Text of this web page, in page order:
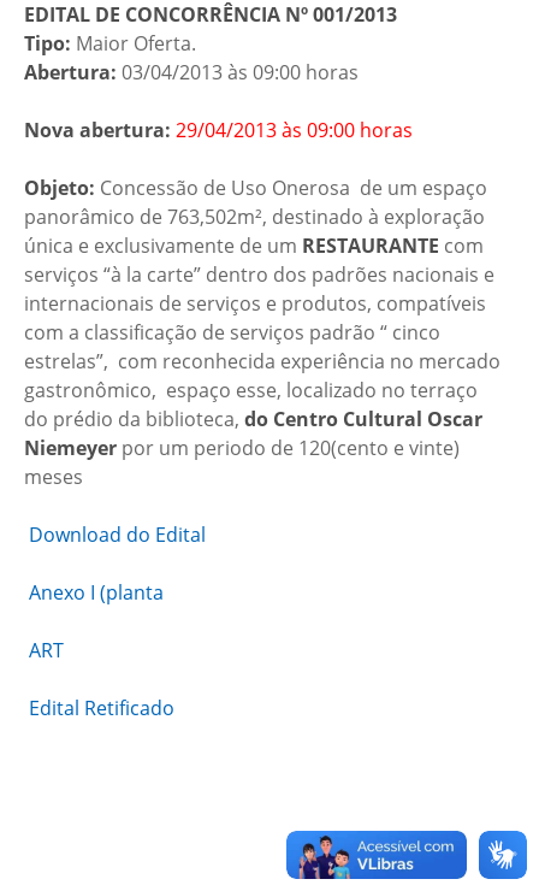
EDITAL DE CONCORRÊNCIA Nº 001/2013
Tipo: Maior Oferta.
Abertura: 03/04/2013 às 09:00 horas
Nova abertura: 29/04/2013 às 09:00 horas
Objeto: Concessão de Uso Onerosa de um espaço
panorâmico de 763,502m², destinado à exploração
única e exclusivamente de um RESTAURANTE com
serviços “à la carte” dentro dos padrões nacionais e
internacionais de serviços e produtos, compatíveis
com a classificação de serviços padrão “ cinco
estrelas”, com reconhecida experiência no mercado
gastronômico, espaço esse, localizado no terraço
do prédio da biblioteca, do Centro Cultural Oscar
Niemeyer por um periodo de 120(cento e vinte)
meses
Download do Edital
Anexo I (planta
ART
Edital Retificado